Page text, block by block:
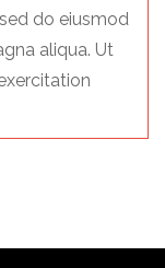
do eiusmod
aliqua. Ut